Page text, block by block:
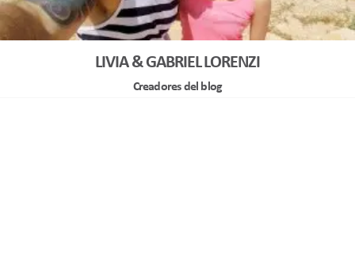
LIVIA & GABRIEL LORENZI
Creadores del blog